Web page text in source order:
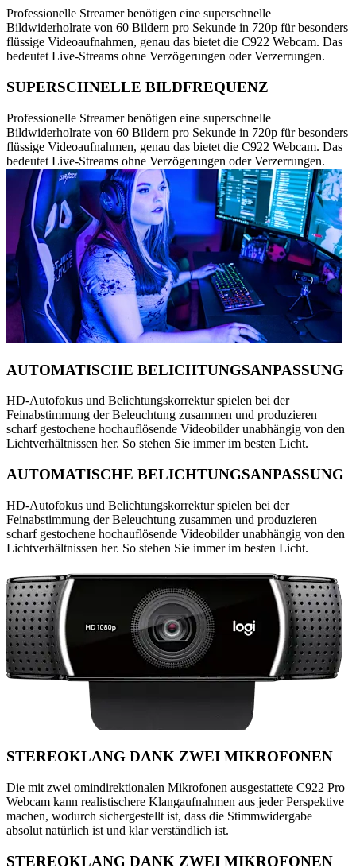
Professionelle Streamer benötigen eine superschnelle
Bildwiderholrate von 60 Bildern pro Sekunde in 720p für besonders
flüssige Videoaufnahmen, genau das bietet die C922 Webcam. Das
bedeutet Live-Streams ohne Verzögerungen oder Verzerrungen.
SUPERSCHNELLE BILDFREQUENZ
Professionelle Streamer benötigen eine superschnelle
Bildwiderholrate von 60 Bildern pro Sekunde in 720p für besonders
flüssige Videoaufnahmen, genau das bietet die C922 Webcam. Das
bedeutet Live-Streams ohne Verzögerungen oder Verzerrungen.
AUTOMATISCHE BELICHTUNGSANPASSUNG
HD-Autofokus und Belichtungskorrektur spielen bei der
Feinabstimmung der Beleuchtung zusammen und produzieren
scharf gestochene hochauflösende Videobilder unabhängig von den
Lichtverhältnissen her. So stehen Sie immer im besten Licht.
AUTOMATISCHE BELICHTUNGSANPASSUNG
HD-Autofokus und Belichtungskorrektur spielen bei der
Feinabstimmung der Beleuchtung zusammen und produzieren
scharf gestochene hochauflösende Videobilder unabhängig von den
Lichtverhältnissen her. So stehen Sie immer im besten Licht.
STEREOKLANG DANK ZWEI MIKROFONEN
Die mit zwei omindirektionalen Mikrofonen ausgestattete C922 Pro
Webcam kann realistischere Klangaufnahmen aus jeder Perspektive
machen, wodurch sichergestellt ist, dass die Stimmwidergabe
absolut natürlich ist und klar verständlich ist.
STEREOKLANG DANK ZWEI MIKROFONEN